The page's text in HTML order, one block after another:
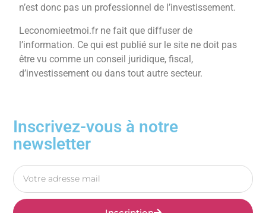
n’est donc pas un professionnel de l’investissement.
Leconomieetmoi.fr ne fait que diffuser de
l’information. Ce qui est publié sur le site ne doit pas
être vu comme un conseil juridique, fiscal,
d’investissement ou dans tout autre secteur.
Inscrivez-vous à notre
newsletter